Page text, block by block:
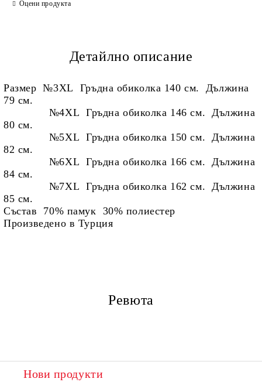
Оцени продукта
Детайлно описание
Размер №3XL Гръдна обиколка 140 см. Дължина
79 см.
№4XL Гръдна обиколка 146 см. Дължина
80 см.
№5XL Гръдна обиколка 150 см. Дължина
82 см.
№6XL Гръдна обиколка 166 см. Дължина
84 см.
№7XL Гръдна обиколка 162 см. Дължина
85 см.
Състав 70% памук 30% полиестер
Произведено в Турция
Ревюта
Нови продукти